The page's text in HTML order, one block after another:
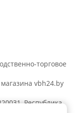
торговое
vbh24.by
Республика